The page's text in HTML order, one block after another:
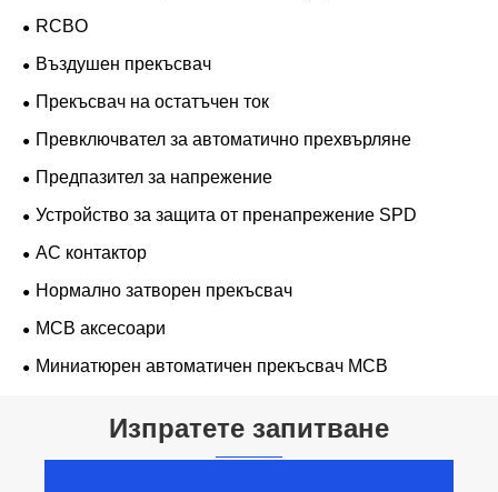
RCBO
Въздушен прекъсвач
Прекъсвач на остатъчен ток
Превключвател за автоматично прехвърляне
Предпазител за напрежение
Устройство за защита от пренапрежение SPD
AC контактор
Нормално затворен прекъсвач
MCB аксесоари
Миниатюрен автоматичен прекъсвач MCB
Изпратете запитване